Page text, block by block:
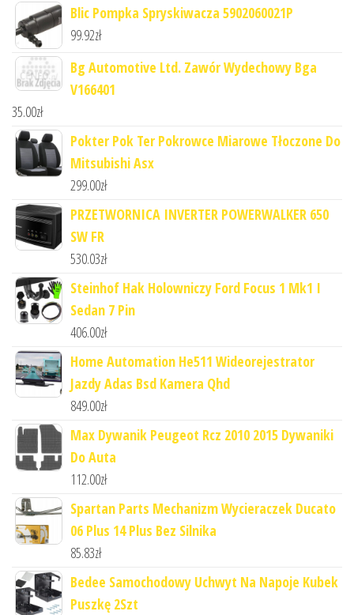
Blic Pompka Spryskiwacza 5902060021P
99.92zł
Bg Automotive Ltd. Zawór Wydechowy Bga
V166401
35.00zł
Pokter Pok Ter Pokrowce Miarowe Tłoczone Do
Mitsubishi Asx
299.00zł
PRZETWORNICA INVERTER POWERWALKER 650
SW FR
530.03zł
Steinhof Hak Holowniczy Ford Focus 1 Mk1 I
Sedan 7 Pin
406.00zł
Home Automation He511 Wideorejestrator
Jazdy Adas Bsd Kamera Qhd
849.00zł
Max Dywanik Peugeot Rcz 2010 2015 Dywaniki
Do Auta
112.00zł
Spartan Parts Mechanizm Wycieraczek Ducato
06 Plus 14 Plus Bez Silnika
85.83zł
Bedee Samochodowy Uchwyt Na Napoje Kubek
Puszkę 2Szt